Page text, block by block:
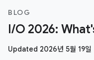
BLOG
I/O 2026:
Updated 2026년 5월 19일